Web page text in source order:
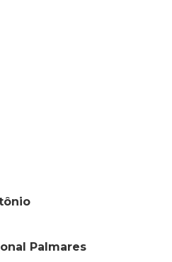
Palmares